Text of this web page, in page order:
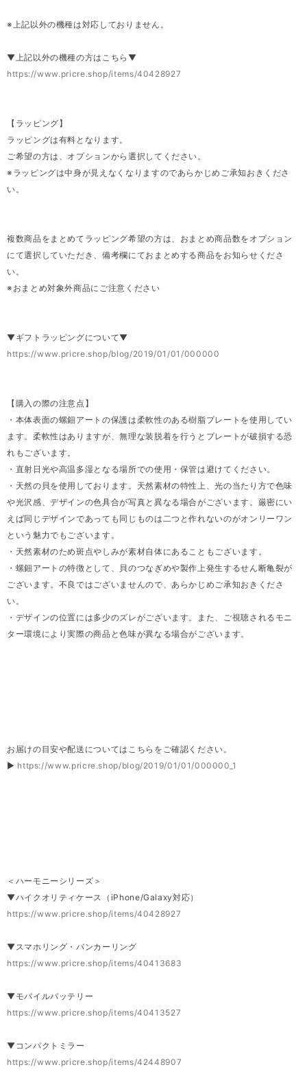
※上記以外の機種は対応しておりません。
▼上記以外の機種の方はこちら▼
https://www.pricre.shop/items/40428927
【ラッピング】
ラッピングは有料となります。
ご希望の方は、オプションから選択してください。
※ラッピングは中身が見えなくなりますのであらかじめご承知おきくださ
い。
複数商品をまとめてラッピング希望の方は、おまとめ商品数をオプション
にて選択していただき、備考欄にておまとめする商品をお知らせくださ
い。
※おまとめ対象外商品にご注意ください
▼ギフトラッピングについて▼
https://www.pricre.shop/blog/2019/01/01/000000
【購入の際の注意点】
・本体表面の螺鈿アートの保護は柔軟性のある樹脂プレートを使用してい
ます。柔軟性はありますが、無理な装脱着を行うとプレートが破損する恐
れもございます。
・直射日光や高温多湿となる場所での使用・保管は避けてください。
・天然の貝を使用しております。天然素材の特性上、光の当たり方で色味
や光沢感、デザインの色具合が写真と異なる場合がございます。厳密にい
えば同じデザインであっても同じものは二つと作れないのがオンリーワン
という魅力でもございます。
・天然素材のため斑点やしみが素材自体にあることもございます。
・螺鈿アートの特徴として、貝のつなぎめや製作上発生するせん断亀裂が
ございます。不良ではございませんので、あらかじめご承知おきくださ
い。
・デザインの位置には多少のズレがございます。また、ご視聴されるモニ
ター環境により実際の商品と色味が異なる場合がございます。
お届けの目安や配送についてはこちらをご確認ください。
▶ https://www.pricre.shop/blog/2019/01/01/000000_1
＜ハーモニーシリーズ＞
▼ハイクオリティケース（iPhone/Galaxy対応）
https://www.pricre.shop/items/40428927
▼スマホリング・バンカーリング
https://www.pricre.shop/items/40413683
▼モバイルバッテリー
https://www.pricre.shop/items/40413527
▼コンパクトミラー
https://www.pricre.shop/items/42448907